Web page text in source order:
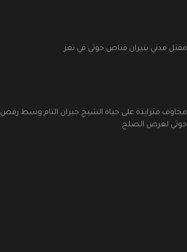
مقتل مدني بنيران قناص حوثي في تعز
مخاوف متزايدة على حياة الشيخ جبران التام وسط رفض
حوثي لعرض الصلح